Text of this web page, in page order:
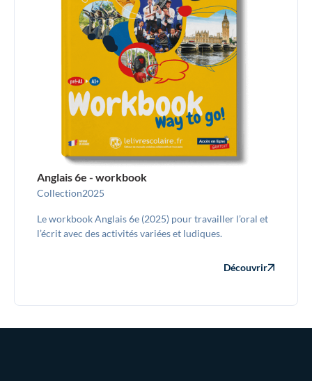
Anglais 6e - workbook
Collection2025
Le workbook Anglais 6e (2025) pour travailler l’oral et
l’écrit avec des activités variées et ludiques.
Découvrir